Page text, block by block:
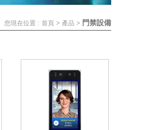
您現在位置 : 首頁 > 產品 > 門禁設備